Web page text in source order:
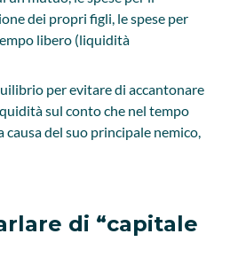
dei propri figli, le spese per
libero (liquidità
per evitare di accantonare
sul conto che nel tempo
del suo principale nemico,
di “capitale